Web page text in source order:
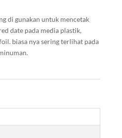
di gunakan untuk mencetak
date pada media plastik,
biasa nya sering terlihat pada